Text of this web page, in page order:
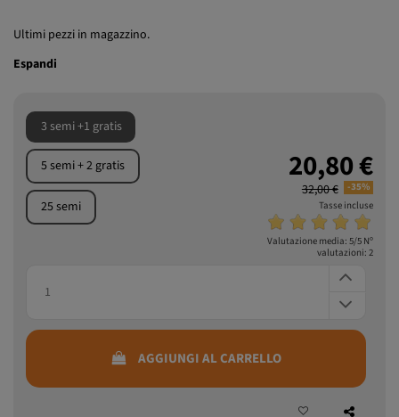
Ultimi pezzi in magazzino.
Espandi
3 semi +1 gratis
5 semi + 2 gratis
25 semi
20,80 €
32,00 €
-35%
Tasse incluse
Valutazione media: 5/5 Nº
valutazioni: 2
AGGIUNGI AL CARRELLO